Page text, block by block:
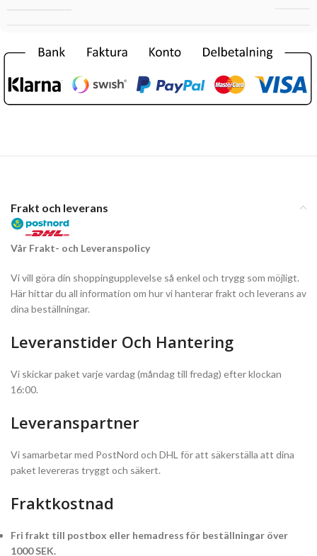
Frakt och leverans
Vår Frakt- och Leveranspolicy
Vi vill göra din shoppingupplevelse så enkel och trygg som möjligt.
Här hittar du all information om hur vi hanterar frakt och leverans av
dina beställningar.
Leveranstider Och Hantering
Vi skickar paket varje vardag (måndag till fredag) efter klockan
16:00.
Leveranspartner
Vi samarbetar med PostNord och DHL för att säkerställa att dina
paket levereras tryggt och säkert.
Fraktkostnad
Fri frakt till postbox eller hemadress för beställningar över
1000 SEK.